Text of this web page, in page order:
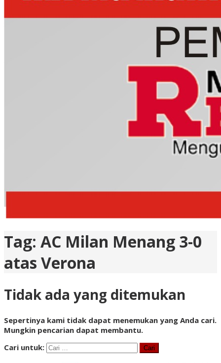
Tag: AC Milan Menang 3-0
atas Verona
Tidak ada yang ditemukan
Sepertinya kami tidak dapat menemukan yang Anda cari.
Mungkin pencarian dapat membantu.
Cari untuk: